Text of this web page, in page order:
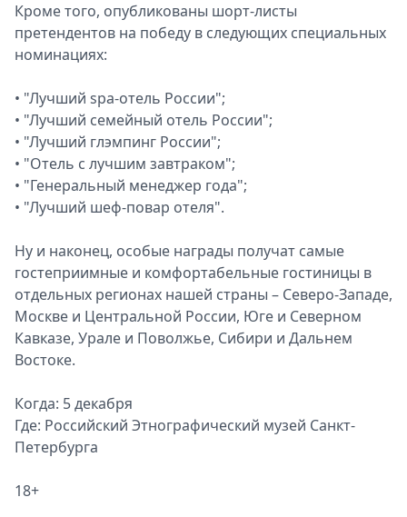
Кроме того, опубликованы шорт-листы
претендентов на победу в следующих специальных
номинациях:
• "Лучший spa-отель России";
• "Лучший семейный отель России";
• "Лучший глэмпинг России";
• "Отель с лучшим завтраком";
• "Генеральный менеджер года";
• "Лучший шеф-повар отеля".
Ну и наконец, особые награды получат самые
гостеприимные и комфортабельные гостиницы в
отдельных регионах нашей страны – Северо-Западе,
Москве и Центральной России, Юге и Северном
Кавказе, Урале и Поволжье, Сибири и Дальнем
Востоке.
Когда: 5 декабря
Где: Российский Этнографический музей Санкт-
Петербурга
18+